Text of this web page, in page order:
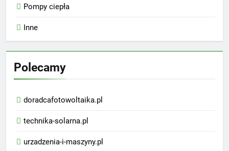
Pompy ciepła
Inne
Polecamy
doradcafotowoltaika.pl
technika-solarna.pl
urzadzenia-i-maszyny.pl